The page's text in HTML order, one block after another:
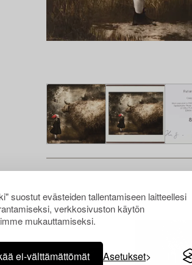
suostut evästeiden tallentamiseen laitteellesi
verkkosivuston käytön
mukauttamiseksi.
ei-välttämättömät Asetukset
katsomia kohteita